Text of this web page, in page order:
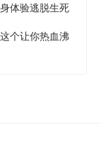
体验逃脱生死
个让你热血沸